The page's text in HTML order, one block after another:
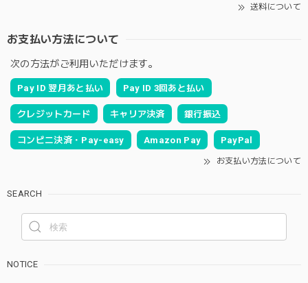
送料について
お支払い方法について
次の方法がご利用いただけます。
Pay ID 翌月あと払い Pay ID 3回あと払い
クレジットカード キャリア決済 銀行振込
コンビニ決済・Pay-easy Amazon Pay PayPal
お支払い方法について
SEARCH
NOTICE